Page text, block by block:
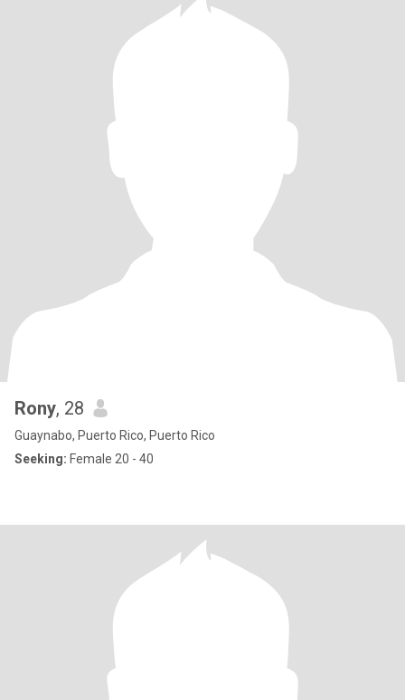
Rony, 28
Guaynabo, Puerto Rico, Puerto Rico
Seeking: Female 20 - 40